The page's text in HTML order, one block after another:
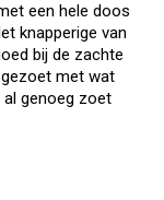
een hele doos
knapperige van
bij de zachte
met wat
al genoeg zoet